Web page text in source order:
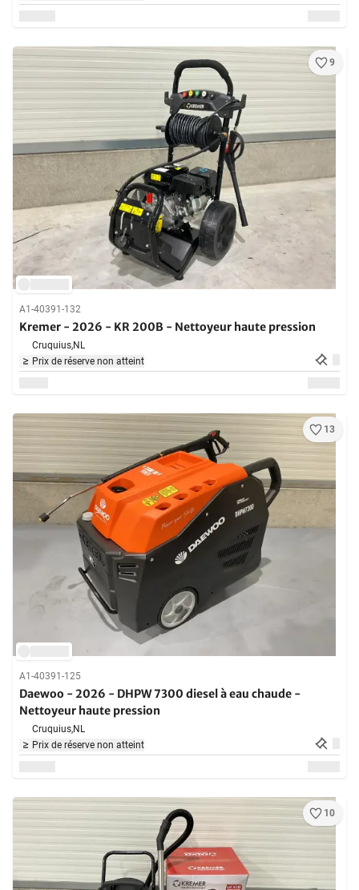
9
A1-40391-132
Kremer - 2026 - KR 200B - Nettoyeur haute pression
Cruquius,NL
Prix de réserve non atteint
13
A1-40391-125
Daewoo - 2026 - DHPW 7300 diesel à eau chaude -
Nettoyeur haute pression
Cruquius,NL
Prix de réserve non atteint
10